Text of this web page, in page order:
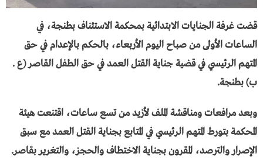
قضت غرفة الجنايات الابتدائية بمحكمة الاستئناف بطنجة، في
الساعات الأولى من صباح اليوم الأربعاء، بالحكم بالإعدام في حق
المتهم الرئيسي في قضية جناية القتل العمد في حق الطفل القاصر (ع .
ب) بطنجة.
وبعد مرافعات ومناقشة الملف لأزيد من تسع ساعات، اقتنعت هيئة
المحكمة بتورط المتهم الرئيسي في المتابع بجناية القتل العمد مع سبق
الإصرار والترصد، المقرون بجناية الاختطاف والحجز، والتغرير بقاصر.